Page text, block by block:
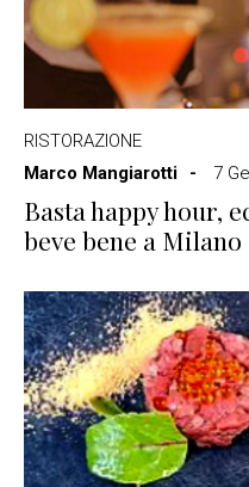
RISTORAZIONE
Marco Mangiarotti
7
Basta happy hour,
beve bene a Milano